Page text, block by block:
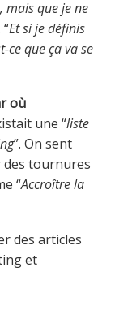
mais que je ne
“Et si je définis
ce que ça va se
où
une “liste
”. On sent
des tournures
“Accroître la
des articles
et